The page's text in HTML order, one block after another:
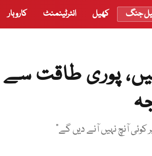
جنگ کھیل انٹرٹینمنٹ کاروبار
پوری طاقت سے
آنچ نہیں آنے دیں گے"